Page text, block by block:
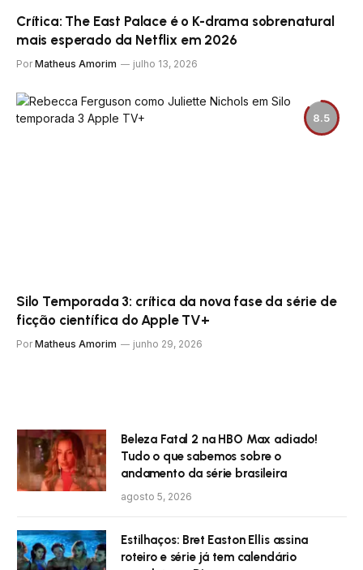
Crítica: The East Palace é o K-drama sobrenatural
mais esperado da Netflix em 2026
Por Matheus Amorim julho 13, 2026
8.5
Silo Temporada 3: crítica da nova fase da série de
ficção científica do Apple TV+
Por Matheus Amorim junho 29, 2026
Beleza Fatal 2 na HBO Max adiado!
Tudo o que sabemos sobre o
andamento da série brasileira
agosto 5, 2026
Estilhaços: Bret Easton Ellis assina
roteiro e série já tem calendário